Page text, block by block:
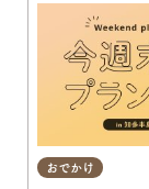
おでかけ